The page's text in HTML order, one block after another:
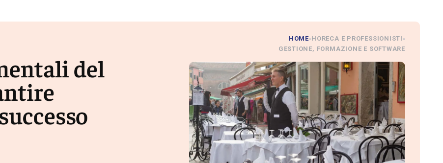
HOME»HORECA E PROFESSIONISTI »
GESTIONE, FORMAZIONE E SOFTWARE
del